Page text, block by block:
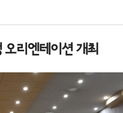
리엔테이션 개최